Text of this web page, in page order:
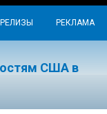
РЕКЛАМА
США в